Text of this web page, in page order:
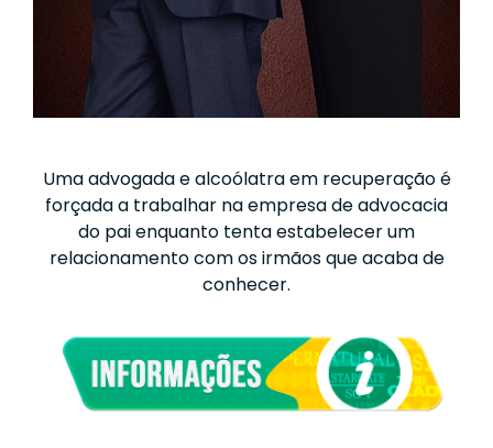
Uma advogada e alcoólatra em recuperação é
forçada a trabalhar na empresa de advocacia
do pai enquanto tenta estabelecer um
relacionamento com os irmãos que acaba de
conhecer.